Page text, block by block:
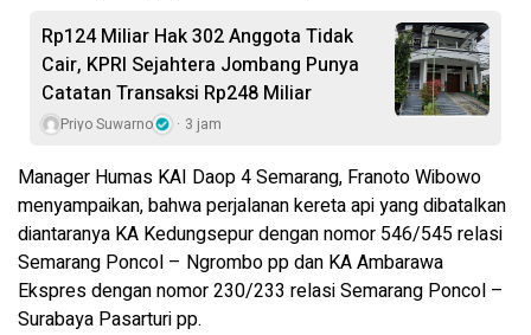
Rp124 Miliar Hak 302 Anggota Tidak
Cair, KPRI Sejahtera Jombang Punya
Catatan Transaksi Rp248 Miliar
Priyo Suwarno 3 jam
Manager Humas KAI Daop 4 Semarang, Franoto Wibowo
menyampaikan, bahwa perjalanan kereta api yang dibatalkan
diantaranya KA Kedungsepur dengan nomor 546/545 relasi
Semarang Poncol – Ngrombo pp dan KA Ambarawa
Ekspres dengan nomor 230/233 relasi Semarang Poncol –
Surabaya Pasarturi pp.